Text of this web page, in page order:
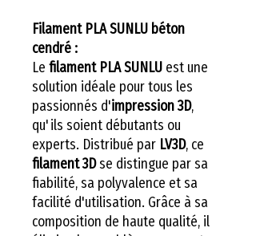
Filament PLA SUNLU béton
cendré :
Le filament PLA SUNLU est une
solution idéale pour tous les
passionnés d'impression 3D,
qu'ils soient débutants ou
experts. Distribué par LV3D, ce
filament 3Dse distingue par sa
fiabilité, sa polyvalence et sa
facilité d'utilisation. Grâce à sa
composition de haute qualité, il